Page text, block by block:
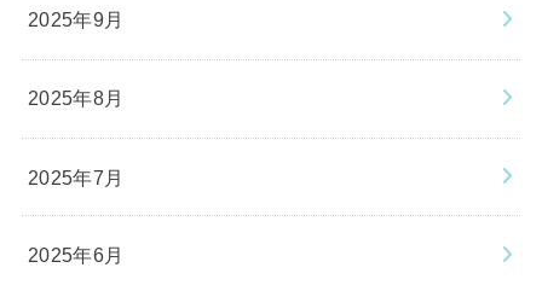
2025年9月
2025年8月
2025年7月
2025年6月